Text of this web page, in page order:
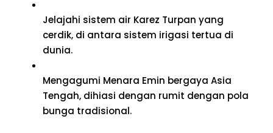
Jelajahi sistem air Karez Turpan yang
cerdik, di antara sistem irigasi tertua di
dunia.
Mengagumi Menara Emin bergaya Asia
Tengah, dihiasi dengan rumit dengan pola
bunga tradisional.